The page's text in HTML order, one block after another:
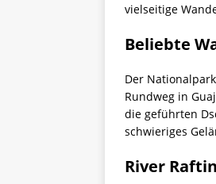
vielseitige
Beliebte
Der
Rundweg in
die geführten
schwieriges
River